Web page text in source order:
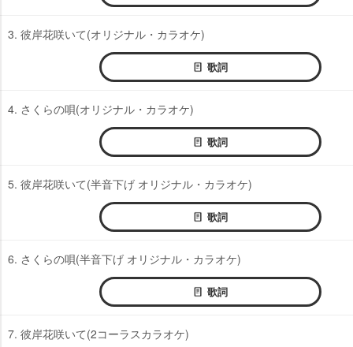
3. 彼岸花咲いて(オリジナル・カラオケ)
歌詞
4. さくらの唄(オリジナル・カラオケ)
歌詞
5. 彼岸花咲いて(半音下げ オリジナル・カラオケ)
歌詞
6. さくらの唄(半音下げ オリジナル・カラオケ)
歌詞
7. 彼岸花咲いて(2コーラスカラオケ)